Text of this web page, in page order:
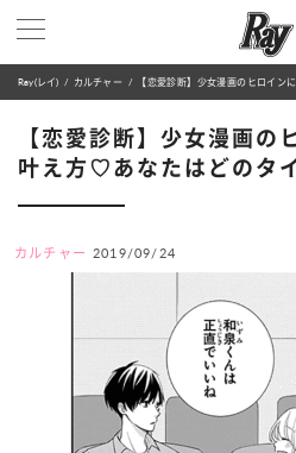
Ray(レイ) カルチャー 【恋愛診断】少女漫画のヒロイン
【恋愛診断】少女漫画の
叶え方♡あなたはどのタ
カルチャー 2019/09/24